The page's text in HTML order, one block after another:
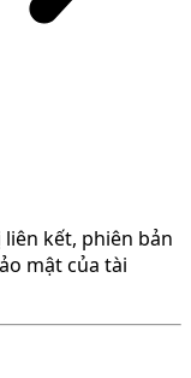
kết, phiên bản
mật của tài